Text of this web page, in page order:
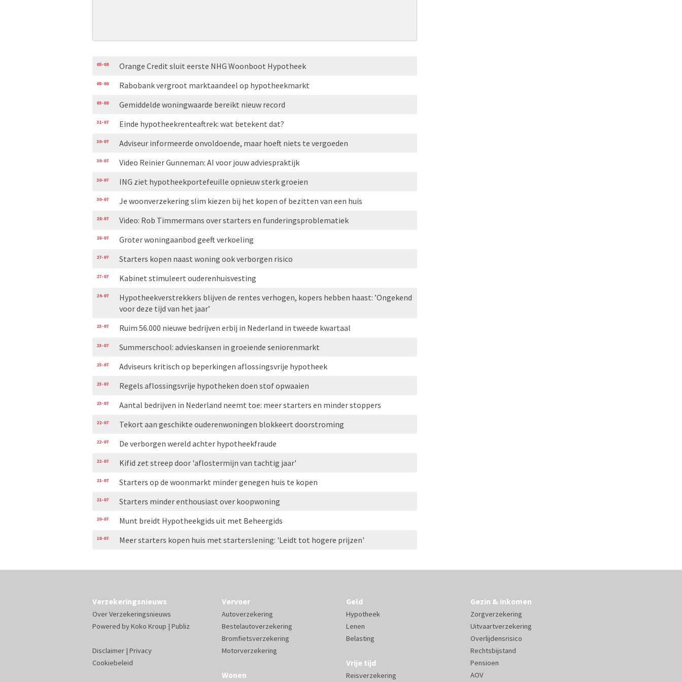
05-08 Orange Credit sluit eerste NHG Woonboot Hypotheek
05-08 Rabobank vergroot marktaandeel op hypotheekmarkt
03-08 Gemiddelde woningwaarde bereikt nieuw record
31-07 Einde hypotheekrenteaftrek: wat betekent dat?
30-07 Adviseur informeerde onvoldoende, maar hoeft niets te vergoeden
30-07 Video Reinier Gunneman: AI voor jouw adviespraktijk
30-07 ING ziet hypotheekportefeuille opnieuw sterk groeien
30-07 Je woonverzekering slim kiezen bij het kopen of bezitten van een huis
28-07 Video: Rob Timmermans over starters en funderingsproblematiek
28-07 Groter woningaanbod geeft verkoeling
27-07 Starters kopen naast woning ook verborgen risico
27-07 Kabinet stimuleert ouderenhuisvesting
24-07
Hypotheekverstrekkers blijven de rentes verhogen, kopers hebben haast: ’Ongekend
voor deze tijd van het jaar’
23-07 Ruim 56.000 nieuwe bedrijven erbij in Nederland in tweede kwartaal
23-07 Summerschool: advieskansen in groeiende seniorenmarkt
23-07 Adviseurs kritisch op beperkingen aflossingsvrije hypotheek
23-07 Regels aflossingsvrije hypotheken doen stof opwaaien
23-07 Aantal bedrijven in Nederland neemt toe: meer starters en minder stoppers
22-07 Tekort aan geschikte ouderenwoningen blokkeert doorstroming
22-07 De verborgen wereld achter hypotheekfraude
22-07 Kifid zet streep door 'aflostermijn van tachtig jaar'
21-07 Starters op de woonmarkt minder genegen huis te kopen
21-07 Starters minder enthousiast over koopwoning
20-07 Munt breidt Hypotheekgids uit met Beheergids
18-07 Meer starters kopen huis met starterslening: 'Leidt tot hogere prijzen'
Verzekeringsnieuws
Over Verzekeringsnieuws
Powered byKoko Kroup | Publiz
Disclaimer | Privacy
Cookiebeleid
Vervoer
Autoverzekering
Bestelautoverzekering
Bromfietsverzekering
Motorverzekering
Wonen
Geld
Hypotheek
Lenen
Belasting
Vrije tijd
Reisverzekering
Gezin & inkomen
Zorgverzekering
Uitvaartverzekering
Overlijdensrisico
Rechtsbijstand
Pensioen
AOV